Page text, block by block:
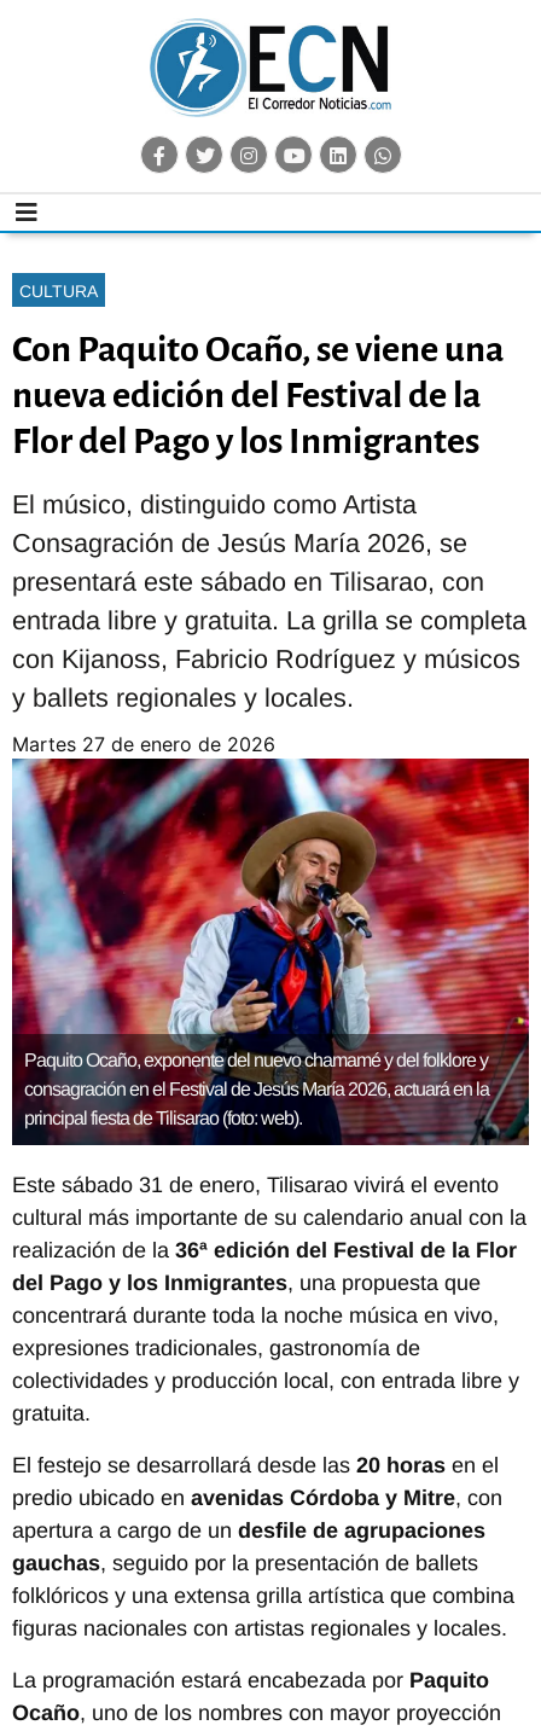
CULTURA
Con Paquito Ocaño, se viene una
nueva edición del Festival de la
Flor del Pago y los Inmigrantes
El músico, distinguido como Artista
Consagración de Jesús María 2026, se
presentará este sábado en Tilisarao, con
entrada libre y gratuita. La grilla se completa
con Kijanoss, Fabricio Rodríguez y músicos
y ballets regionales y locales.
martes 27 de enero de 2026
Paquito Ocaño, exponente del nuevo chamamé y del folklore y
consagración en el Festival de Jesús María 2026, actuará en la
principal fiesta de Tilisarao (foto: web).
Este sábado 31 de enero, Tilisarao vivirá el evento
cultural más importante de su calendario anual con la
realización de la 36ª edición del Festival de la Flor
del Pago y los Inmigrantes, una propuesta que
concentrará durante toda la noche música en vivo,
expresiones tradicionales, gastronomía de
colectividades y producción local, con entrada libre y
gratuita.
El festejo se desarrollará desde las 20 horas en el
predio ubicado en avenidas Córdoba y Mitre, con
apertura a cargo de un desfile de agrupaciones
gauchas, seguido por la presentación de ballets
folklóricos y una extensa grilla artística que combina
figuras nacionales con artistas regionales y locales.
La programación estará encabezada por Paquito
Ocaño, uno de los nombres con mayor proyección